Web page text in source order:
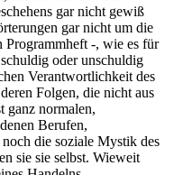
gar nicht gewiß
gar nicht um die
Programmheft -, wie es für
oder unschuldig
Verantwortlichkeit des
Folgen, die nicht aus
ganz normalen,
Berufen,
die soziale Mystik des
sie sie selbst. Wieweit